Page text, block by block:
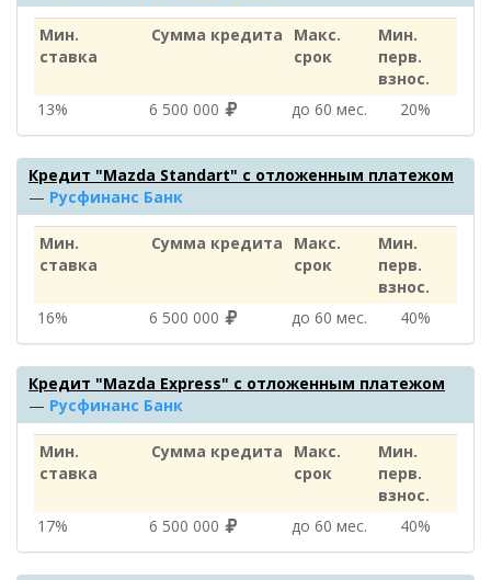
Мин.
ставка
Сумма кредита
Макс.
срок
Мин.
перв.
взнос.
13%
6 500 000 до 60 мес. 20%
Кредит "Mazda Standart" с отложенным платежом
— Русфинанс Банк
Мин.
ставка
Сумма кредита
Макс.
срок
Мин.
перв.
взнос.
16%
6 500 000 до 60 мес. 40%
Кредит "Mazda Express" с отложенным платежом
— Русфинанс Банк
Мин.
ставка
Сумма кредита
Макс.
срок
Мин.
перв.
взнос.
17%
6 500 000 до 60 мес. 40%